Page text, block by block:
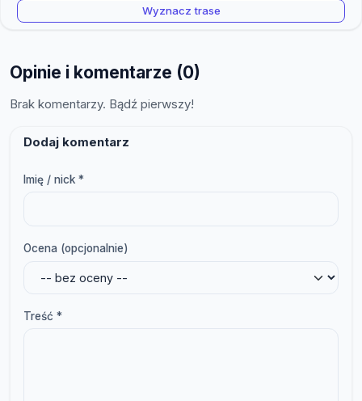
Wyznacz trase
Opinie i komentarze (0)
Brak komentarzy. Bądź pierwszy!
Dodaj komentarz
Imię / nick *
Ocena (opcjonalnie)
Treść *